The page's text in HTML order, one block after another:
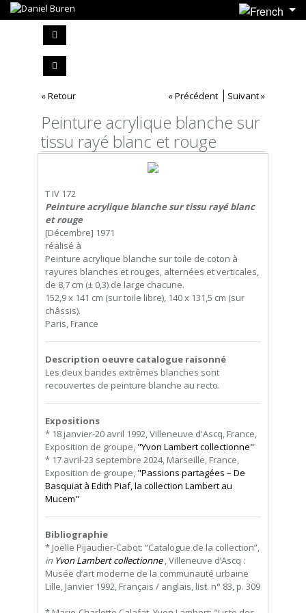
« Retour « Précédent Suivant »
Peinture acrylique blanche sur
tissu rayé blanc et rouge
T IV 172
Peinture acrylique blanche sur tissu rayé blanc
et rouge
[Décembre] 1971
réalisé à
Peinture acrylique blanche sur toile de coton à
rayures blanches et rouges, alternées et verticales,
de 8,7 cm (± 0,3) de large chacune.
152,9 x 141 cm (sur toile libre), 140 x 131,5 cm (sur
châssis).
Paris, France
Description oeuvre catalogue raisonné
Les deux bandes extrêmes blanches sont
recouvertes de peinture blanche au recto.
Expositions
* 18 janvier-20 avril 1992, Villeneuve d'Ascq, France,
Exposition de groupe, "Yvon Lambert collectionne"
* 17 avril-23 septembre 2024, Marseille, France,
Exposition de groupe, "Passions partagées – De
Basquiat à Edith Piaf, la collection Lambert au
Mucem"
Bibliographie
* Joëlle Pijaudier-Cabot: “Catalogue de la collection”,
in Yvon Lambert collectionne, Villeneuve d’Ascq :
Musée d’art moderne de la communauté urbaine
Lille, Janvier 1992, Français / anglais, list. n° 83, p. 309